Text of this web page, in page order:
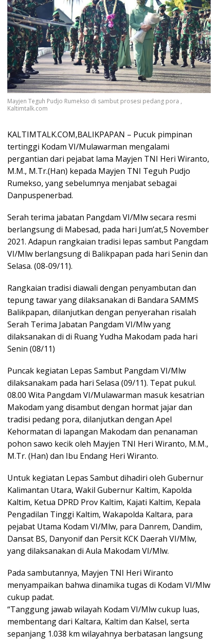
Mayjen Teguh Pudjo Rumekso di sambut prosesi pedang pora ,
Kaltimtalk.com
KALTIMTALK.COM,BALIKPAPAN – Pucuk pimpinan
tertinggi Kodam VI/Mulawarman mengalami
pergantian dari pejabat lama Mayjen TNI Heri Wiranto,
M.M., M.Tr.(Han) kepada Mayjen TNI Teguh Pudjo
Rumekso, yang sebelumnya menjabat sebagai
Danpuspenerbad.
Serah terima jabatan Pangdam VI/Mlw secara resmi
berlangsung di Mabesad, pada hari Jum’at,5 November
2021. Adapun rangkaian tradisi lepas sambut Pangdam
VI/Mlw berlangsung di Balikpapan pada hari Senin dan
Selasa. (08-09/11).
Rangkaian tradisi diawali dengan penyambutan dan
tepung tawar yang dilaksanakan di Bandara SAMMS
Balikpapan, dilanjutkan dengan penyerahan risalah
Serah Terima Jabatan Pangdam VI/Mlw yang
dilaksanakan di di Ruang Yudha Makodam pada hari
Senin (08/11)
Puncak kegiatan Lepas Sambut Pangdam VI/Mlw
dilaksanakam pada hari Selasa (09/11). Tepat pukul.
08.00 Wita Pangdam VI/Mulawarman masuk kesatrian
Makodam yang disambut dengan hormat jajar dan
tradisi pedang pora, dilanjutkan dengan Apel
Kehormatan di lapangan Makodam dan penanaman
pohon sawo kecik oleh Mayjen TNI Heri Wiranto, M.M.,
M.Tr. (Han) dan Ibu Endang Heri Wiranto.
Untuk kegiatan Lepas Sambut dihadiri oleh Gubernur
Kalimantan Utara, Wakil Gubernur Kaltim, Kapolda
Kaltim, Ketua DPRD Prov Kaltim, Kajati Kaltim, Kepala
Pengadilan Tinggi Kaltim, Wakapolda Kaltara, para
pejabat Utama Kodam VI/Mlw, para Danrem, Dandim,
Dansat BS, Danyonif dan Persit KCK Daerah VI/Mlw,
yang dilaksanakan di Aula Makodam VI/Mlw.
Pada sambutannya, Mayjen TNI Heri Wiranto
menyampaikan bahwa dinamika tugas di Kodam VI/Mlw
cukup padat.
“Tanggung jawab wilayah Kodam VI/Mlw cukup luas,
membentang dari Kaltara, Kaltim dan Kalsel, serta
sepanjang 1.038 km wilayahnya berbatasan langsung